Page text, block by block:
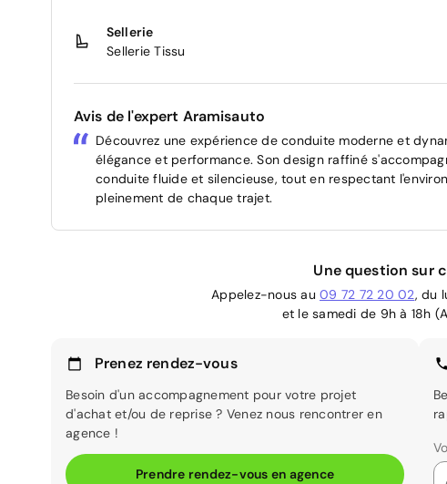
Sellerie
Sellerie Tissu
Avis de l'expert Aramisauto
Découvrez une expérience de conduite moderne et
élégance et performance. Son design raffiné
conduite fluide et silencieuse, tout en respectant
pleinement de chaque trajet.
Une question sur
Appelez-nous au 09 72 72 20 02, du
et le samedi de 9h à 18h
Prenez rendez-vous
Besoin d'un accompagnement pour votre projet
d'achat et/ou de reprise ? Venez nous rencontrer en
agence !
Prendre rendez-vous en agence